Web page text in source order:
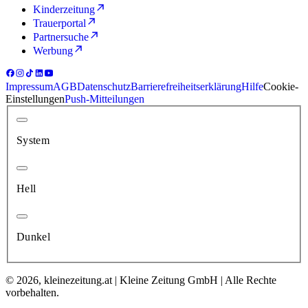
Kinderzeitung
Trauerportal
Partnersuche
Werbung
ImpressumAGBDatenschutzBarrierefreiheitserklärungHilfeCookie-
EinstellungenPush-Mitteilungen
System
Hell
Dunkel
© 2026, kleinezeitung.at | Kleine Zeitung GmbH | Alle Rechte
vorbehalten.